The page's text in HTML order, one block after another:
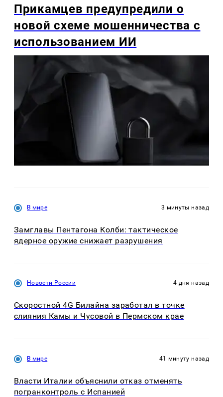
Прикамцев предупредили о
новой схеме мошенничества с
использованием ИИ
В мире 3 минуты назад
Замглавы Пентагона Колби: тактическое
ядерное оружие снижает разрушения
Новости России 4 дня назад
Скоростной 4G Билайна заработал в точке
слияния Камы и Чусовой в Пермском крае
В мире 41 минуту назад
Власти Италии объяснили отказ отменять
погранконтроль с Испанией